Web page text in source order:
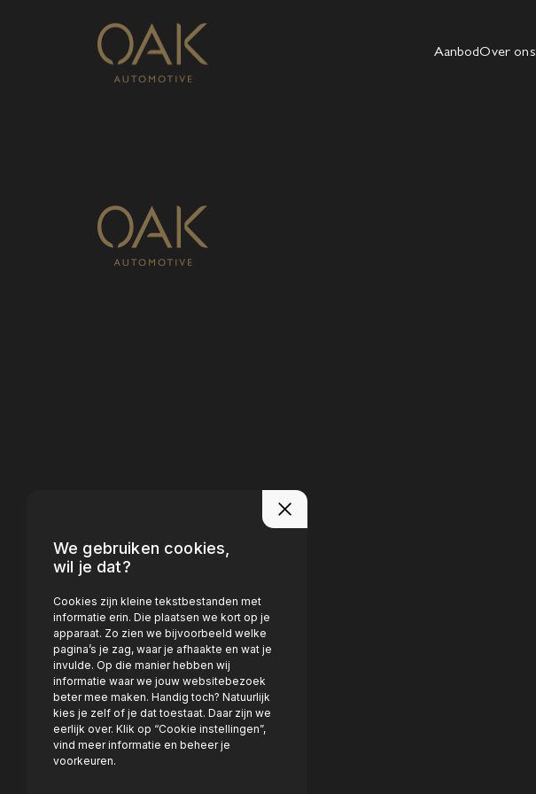
AanbodOver ons
We gebruiken cookies,
wil je dat?
Cookies zijn kleine tekstbestanden met
informatie erin. Die plaatsen we kort op je
apparaat. Zo zien we bijvoorbeeld welke
pagina’s je zag, waar je afhaakte en wat je
invulde. Op die manier hebben wij
informatie waar we jouw websitebezoek
beter mee maken. Handig toch? Natuurlijk
kies je zelf of je dat toestaat. Daar zijn we
eerlijk over. Klik op “Cookie instellingen”,
vind meer informatie en beheer je
voorkeuren.